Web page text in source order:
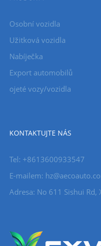
Osobní vozidla
Užitková vozidla
Nabíječka
Export automobilů
ojeté vozy/vozidla
KONTAKTUJTE NÁS
Tel: +8613600933547
E-mailem:
Adresa: No 611 Sishui Rd,